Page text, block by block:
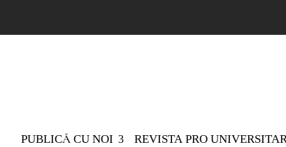
PUBLICĂ CU NOI REVISTA PRO